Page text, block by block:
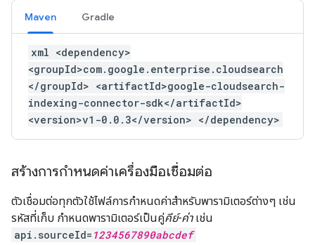
Maven Gradle
xml <dependency>
<groupId>com.google.enterprise.cloudsearch
</groupId> <artifactId>google-cloudsearch-
indexing-connector-sdk</artifactId>
<version>v1-0.0.3</version> </dependency>
สร้างการกำหนดค่าเครื่องมือเชื่อมต่อ
ตัวเชื่อมต่อทุกตัวใช้ไฟล์การกำหนดค่าสำหรับพารามิเตอร์ต่างๆ เช่น
รหัสที่เก็บ กำหนดพารามิเตอร์เป็นคู่คีย์-ค่าเช่น
api.sourceId= 1234567890abcdef